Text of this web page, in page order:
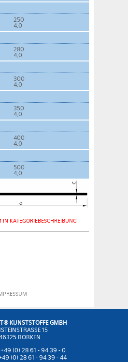
250
4,0
280
4,0
300
4,0
350
4,0
400
4,0
500
4,0
IN KATEGORIEBESCHREIBUNG
KUNSTSTOFFE GMBH
15
BORKEN
+49 (0) 28 61 - 94 39 - 0
(0) 28 61 - 94 39 - 44